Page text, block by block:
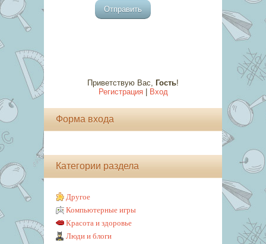
Отправить
Приветствую Вас, Гость!
Регистрация| Вход
Форма входа
Категории раздела
Другое
Компьютерные игры
Красота и здоровье
Люди и блоги